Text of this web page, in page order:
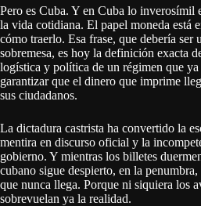
Pero es Cuba. Y en Cuba lo inverosímil
la vida cotidiana. El papel moneda está
cómo traerlo. Esa frase, que debería ser
sobremesa, es hoy la definición exacta
logística y política de un régimen que
garantizar que el dinero que imprime
sus ciudadanos.
La dictadura castrista ha convertido la
mentira en discurso oficial y la
gobierno. Y mientras los billetes
cubano sigue despierto, en la
que nunca llega. Porque ni siquiera los
sobrevuelan ya la realidad.